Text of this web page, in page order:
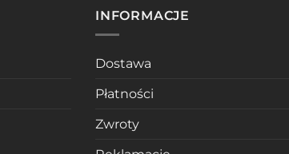
INFORMACJE
Dostawa
Płatności
Zwroty